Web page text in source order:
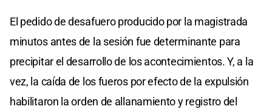
El pedido de desafuero producido por la magistrada
minutos antes de la sesión fue determinante para
precipitar el desarrollo de los acontecimientos. Y, a la
vez, la caída de los fueros por efecto de la expulsión
habilitaron la orden de allanamiento y registro del